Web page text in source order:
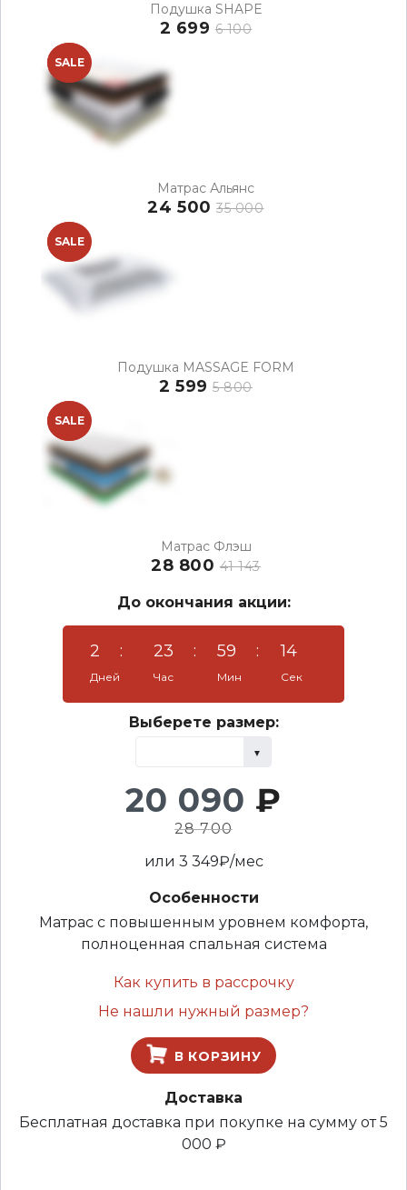
Подушка SHAPE
2 699 6 100
NEW
SALE
Матрас Альянс
24 50035 000
NEW
SALE
Подушка MASSAGE FORM
2 5995 800
NEW
SALE
Матрас Флэш
28 800 41 143
До окончания акции:
2 :
Дней
23 :
Час
59 :
Мин
14
Сек
Выберете размер:
20 090 ₽
28 700
или 3 349₽/мес
Особенности
Матрас с повышенным уровнем комфорта,
полноценная спальная система
Как купить в рассрочку
Не нашли нужный размер?
В КОРЗИНУ
Доставка
Бесплатная доставка при покупке на сумму от 5
000 ₽